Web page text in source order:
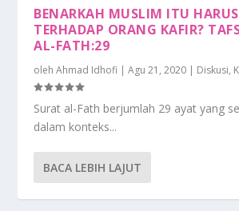
BENARKAH MUSLIM ITU HARUS
TERHADAP ORANG KAFIR?
AL-FATH:29
olehAhmad Idhofi |Agu 21, 2020 | Diskusi,
Surat al-Fath berjumlah 29 ayat yang
dalam konteks...
BACA LEBIH LAJUT